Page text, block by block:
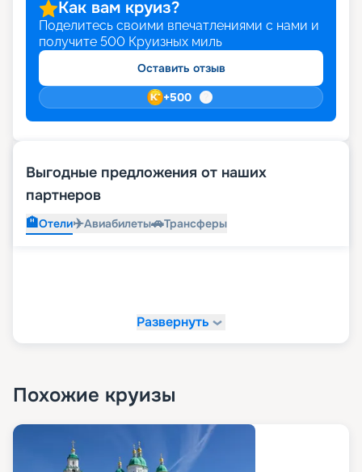
Как вам круиз?
Поделитесь своими впечатлениями с нами и
получите 500 Круизных миль
Оставить отзыв
+500
Выгодные предложения от наших
партнеров
🏨Отели✈️Авиабилеты🚗Трансферы
Развернуть
Похожие круизы